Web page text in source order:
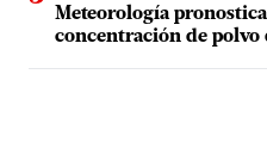
Meteorología
concentración de polvo